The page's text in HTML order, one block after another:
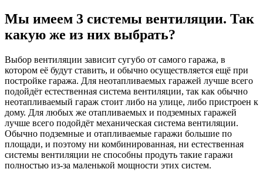
Мы имеем 3 системы вентиляции. Так
какую же из них выбрать?
Выбор вентиляции зависит сугубо от самого гаража, в
котором её будут ставить, и обычно осуществляется ещё при
постройке гаража. Для неотапливаемых гаражей лучше всего
подойдёт естественная система вентиляции, так как обычно
неотапливаемый гараж стоит либо на улице, либо пристроен к
дому. Для любых же отапливаемых и подземных гаражей
лучше всего подойдёт механическая система вентиляции.
Обычно подземные и отапливаемые гаражи большие по
площади, и поэтому ни комбинированная, ни естественная
системы вентиляции не способны продуть такие гаражи
полностью из-за маленькой мощности этих систем.